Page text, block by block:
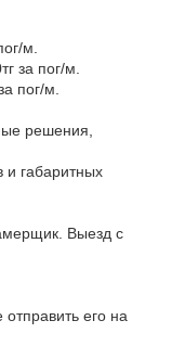
м.
за пог/м.
пог/м.
решения,
и габаритных
Выезд с
его на